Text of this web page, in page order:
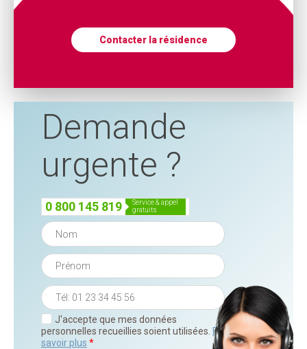
Contacter la résidence
Demande
urgente ?
0 800 145 819
service & appel
gratuits
J'accepte que mes données
personnelles recueillies soient utilisées. En
savoir plus *